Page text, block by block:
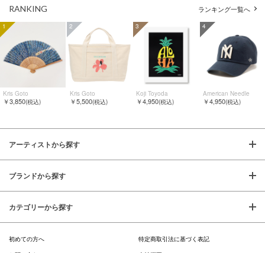
RANKING ランキング一覧へ
1
Kris Goto
￥3,850(税込)
2
Kris Goto
￥5,500(税込)
3
Koji Toyoda
￥4,950(税込)
4
American Needle
￥4,950(税込)
アーティストから探す
ブランドから探す
カテゴリーから探す
初めての方へ
特定商取引法に基づく表記